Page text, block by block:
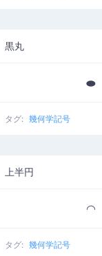
黒丸
⬬
タグ: 幾何学記号
上半円
◠
タグ: 幾何学記号